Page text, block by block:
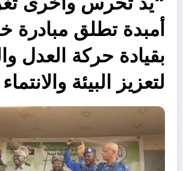
أمبدة تطلق مبادرة
بقيادة حركة العدل
لتعزيز البيئة